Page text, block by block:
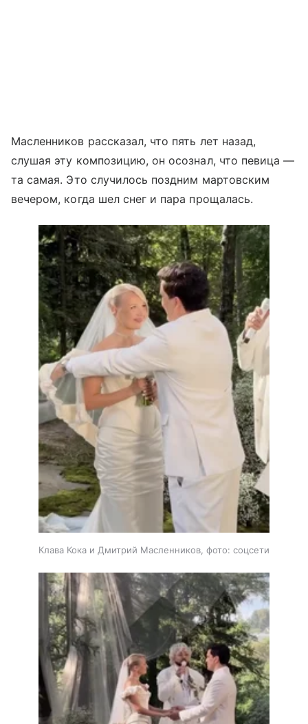
Масленников рассказал, что пять лет назад,
слушая эту композицию, он осознал, что певица —
та самая. Это случилось поздним мартовским
вечером, когда шел снег и пара прощалась.
Клава Кока и Дмитрий Масленников, фото: соцсети